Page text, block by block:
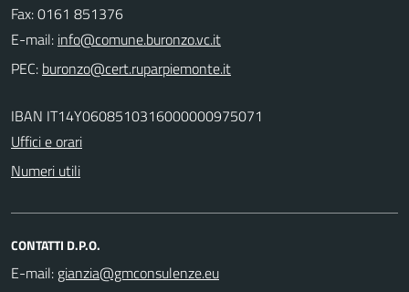
Fax: 0161 851376
E-mail:
PEC:
IBAN IT14Y0608510316000000975071
Uffici e orari
Numeri utili
CONTATTI D.P.O.
E-mail: